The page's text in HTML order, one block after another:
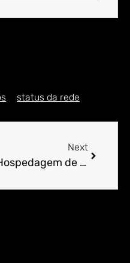
status da rede
Next
Hospedagem de Sites para Engenheiro em Alto Piquiri